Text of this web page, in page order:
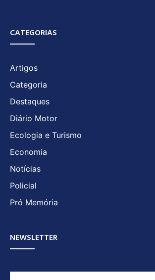
CATEGORIAS
Artigos
Categoria
Destaques
Diário Motor
Ecologia e Turismo
Economia
Notícias
Policial
Pró Memória
NEWSLETTER